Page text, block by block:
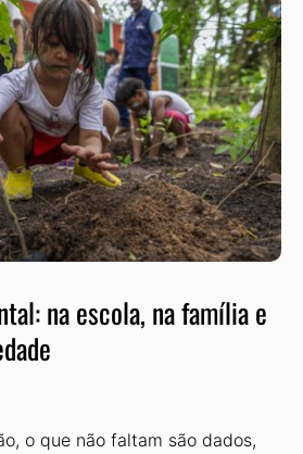
na escola, na família e
o que não faltam são dados,